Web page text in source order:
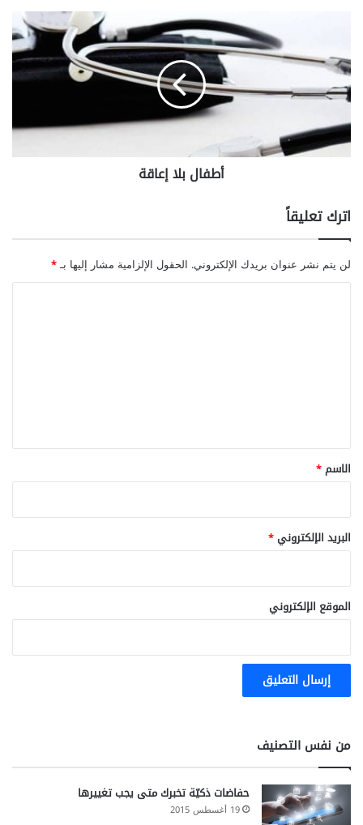
ر
ي
ة
ل
ت
ح
س
ع
م
ل
ي
ة
ف
ا
ل
ب
ل
ا
إ
ق
ة
أطفال بلا إعاقة
اترك تعليقاً
لن يتم نشر عنوان بريدك الإلكتروني. الحقول الإلزامية مشار إليها بـ*
*
الاسم*
البريد الإلكتروني*
الموقع الإلكتروني
من نفس التصنيف
حفاضات ذكيّة تخبرك متى يجب تغييرها
19 أغسطس 2015